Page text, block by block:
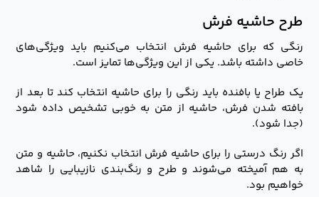
طرح حاشیه فرش
رنگی که برای حاشیه فرش انتخاب می‌کنیم باید ویژگی‌های
خاصی داشته باشد. یکی از این ویژگی‌ها تمایز است.
یک طراح یا بافنده باید رنگی را برای حاشیه انتخاب کند تا بعد از
بافته شدن فرش، حاشیه از متن به خوبی تشخیص داده شود
(جدا شود).
اگر رنگ درستی را برای حاشیه فرش انتخاب نکنیم، حاشیه و متن
به هم آمیخته می‌شوند و طرح و رنگ‌بندی نازیبایی را شاهد
خواهیم بود.